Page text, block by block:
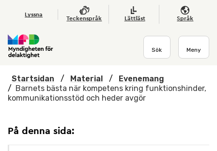
Hoppa till huvudmenyn
Lyssna
Teckenspråk Lättläst Språk
Sök Meny
Startsidan / Material /
Evenemang
/ Barnets bästa när kompetens kring funktionshinder,
kommunikationsstöd och heder avgör
På denna sida: